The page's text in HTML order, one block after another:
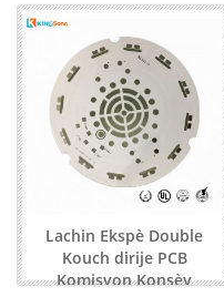
Lachin Ekspè Double
Kouch dirije PCB
Komisyon Konsèy